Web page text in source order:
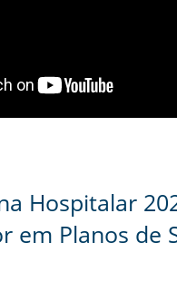
Hospitalar
em Planos de